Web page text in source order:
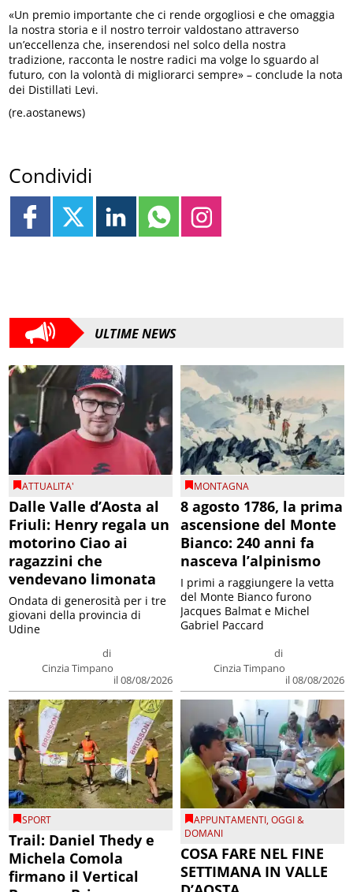
«Un premio importante che ci rende orgogliosi e che omaggia
la nostra storia e il nostro terroir valdostano attraverso
un’eccellenza che, inserendosi nel solco della nostra
tradizione, racconta le nostre radici ma volge lo sguardo al
futuro, con la volontà di migliorarci sempre» – conclude la nota
dei Distillati Levi.
(re.aostanews)
Condividi
ULTIME NEWS
ATTUALITA'
Dalle Valle d’Aosta al
Friuli: Henry regala un
motorino Ciao ai
ragazzini che
vendevano limonata
di
Cinzia Timpano
il 08/08/2026
Ondata di generosità per i tre
giovani della provincia di
Udine
MONTAGNA
8 agosto 1786, la prima
ascensione del Monte
Bianco: 240 anni fa
nasceva l’alpinismo
di
Cinzia Timpano
il 08/08/2026
I primi a raggiungere la vetta
del Monte Bianco furono
Jacques Balmat e Michel
Gabriel Paccard
SPORT
Trail: Daniel Thedy e
Michela Comola
firmano il Vertical
APPUNTAMENTI,OGGI &
DOMANI
COSA FARE NEL FINE
SETTIMANA IN VALLE